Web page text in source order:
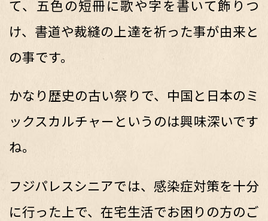
て、五色の短冊に歌や字を書いて飾りつ
け、書道や裁縫の上達を祈った事が由来と
の事です。
かなり歴史の古い祭りで、中国と日本のミ
ックスカルチャーというのは興味深いです
ね。
フジパレスシニアでは、感染症対策を十分
に行った上で、在宅生活でお困りの方のご